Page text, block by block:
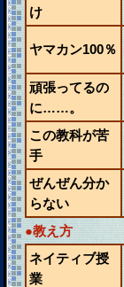
け
ヤマカン100％
頑張ってるの
に……。
この教科が苦
手
ぜんぜん分か
らない
●教え方
ネイティブ授
業